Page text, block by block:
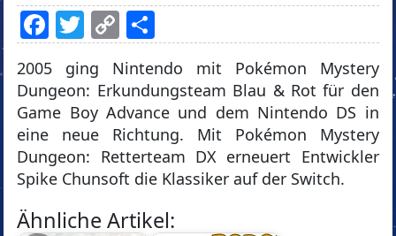
Facebook
Twitter
Copy
Link
2005 ging Nintendo mit Pokémon Mystery
Dungeon: Erkundungsteam Blau & Rot für den
Game Boy Advance und dem Nintendo DS in
eine neue Richtung. Mit Pokémon Mystery
Dungeon: Retterteam DX erneuert Entwickler
Spike Chunsoft die Klassiker auf der Switch.
Ähnliche Artikel: